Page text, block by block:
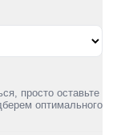
просто оставьте
оптимального